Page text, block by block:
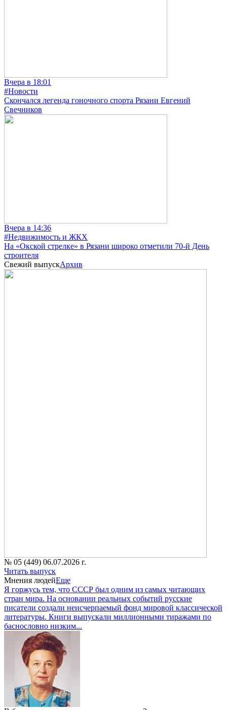
Вчера в 18:01
#Новости
Скончался легенда гоночного спорта Рязани Евгений
Свечников
Вчера в 14:36
#Недвижимость и ЖКХ
На «Окской стрелке» в Рязани широко отметили 70-й День
строителя
Свежий выпускАрхив
№ 05 (449) 06.07.2026 г.
Читать выпуск
Мнения людейЕще
Я горжусь тем, что СССР был одним из самых читающих
стран мира. На основании реальных событий русские
писатели создали неисчерпаемый фонд мировой классической
литературы. Книги выпускали миллионными тиражами по
баснословно низким...